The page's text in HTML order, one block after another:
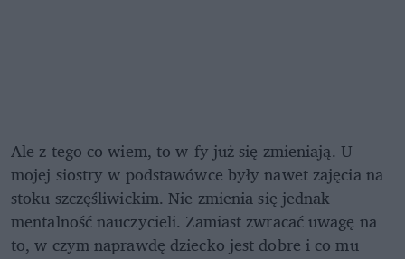
Ale z tego co wiem, to w-fy już się zmieniają. U
mojej siostry w podstawówce były nawet zajęcia na
stoku szczęśliwickim. Nie zmienia się jednak
mentalność nauczycieli. Zamiast zwracać uwagę na
to, w czym naprawdę dziecko jest dobre i co mu